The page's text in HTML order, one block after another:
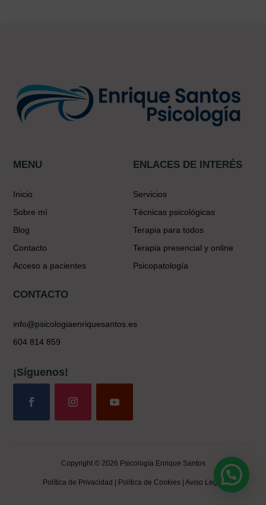
MENU
Inicio
Sobre mí
Blog
Contacto
Acceso a pacientes
ENLACES DE INTERÉS
Servicios
Técnicas psicológicas
Terapia para todos
Terapia presencial y online
Psicopatología
CONTACTO
info@psicologiaenriquesantos.es
604 814 859
¡Síguenos!
Copyright © 2026 Psicología Enrique Santos
Política de Privacidad | Política de Cookies | Aviso Legal